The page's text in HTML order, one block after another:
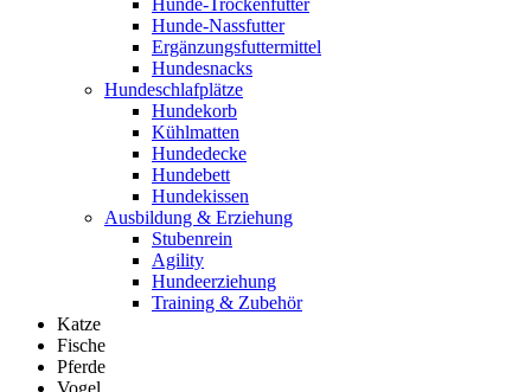
Hunde-Trockenfutter
Hunde-Nassfutter
Ergänzungsfuttermittel
Hundesnacks
Hundeschlafplätze
Hundekorb
Kühlmatten
Hundedecke
Hundebett
Hundekissen
Ausbildung & Erziehung
Stubenrein
Agility
Hundeerziehung
Training & Zubehör
Katze
Fische
Pferde
Vogel